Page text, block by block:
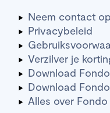
Neem contact op
Privacybeleid
Verzilver je
Download
Download
Alles over Fondo